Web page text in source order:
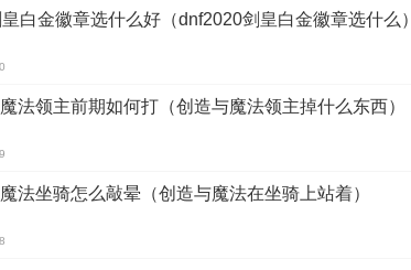
白金徽章选什么好（dnf2020剑皇白金徽章选什么）
法领主前期如何打（创造与魔法领主掉什么东西）
法坐骑怎么敲晕（创造与魔法在坐骑上站着）